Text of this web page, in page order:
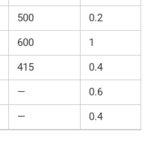
500
0.2
600
1
415
0.4
—
0.6
— 0.4